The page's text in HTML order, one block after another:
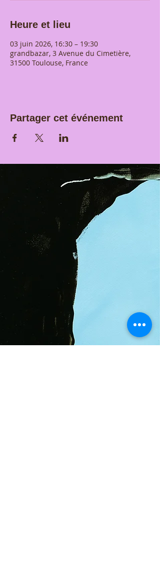
Heure et lieu
03 juin 2026, 16:30 – 19:30
grandbazar, 3 Avenue du Cimetière,
31500 Toulouse, France
Partager cet événement